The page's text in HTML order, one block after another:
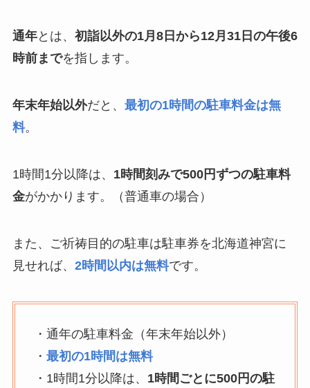
通年とは、 初詣以外の1月8日から12月31日の午後6
時前までを指します。
年末年始以外だと、 最初の1時間の駐車料金は無
料。
1時間1分以降は、 1時間刻みで500円ずつの駐車料
金がかかります。（普通車の場合）
また、ご祈祷目的の駐車は駐車券を北海道神宮に
見せれば、 2時間以内は無料です。
・通年の駐車料金（年末年始以外）
・ 最初の1時間は無料
・1時間1分以降は、 1時間ごとに500円の駐